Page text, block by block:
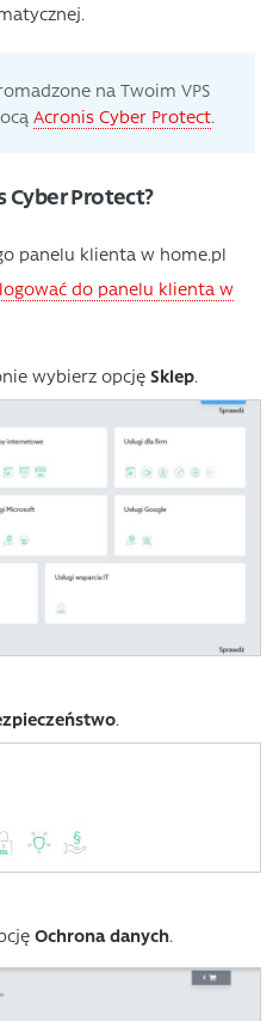
na Twoim VPS
Acronis Cyber Protect.
Cyber Protect?
panelu klienta w home.pl
do panelu klienta w
wybierz opcję Sklep.
.
Ochrona danych.